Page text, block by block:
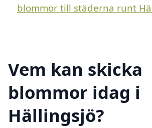
blommor till städerna runt
Vem kan skicka
blommor idag i
Hällingsjö?